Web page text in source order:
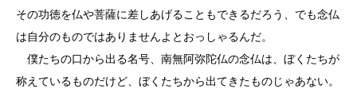
その功徳を仏や菩薩に差しあげることもできるだろう、でも念仏
は自分のものではありませんよとおっしゃるんだ。
僕たちの口から出る名号、南無阿弥陀仏の念仏は、ぼくたちが
称えているものだけど、ぼくたちから出てきたものじゃあない。